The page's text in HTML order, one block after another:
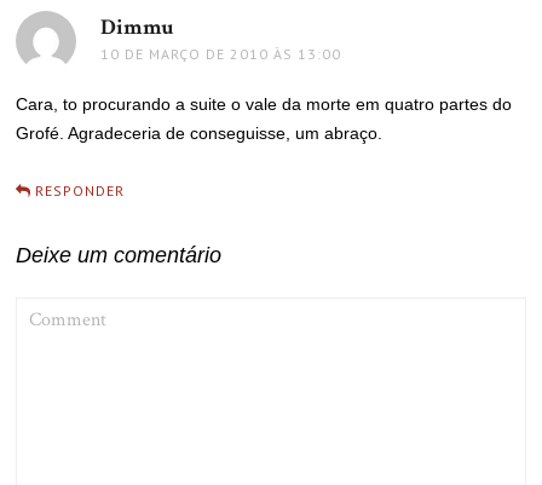
Dimmu
10 DE MARÇO DE 2010 ÀS 13:00
Cara, to procurando a suite o vale da morte em quatro partes do
Grofé. Agradeceria de conseguisse, um abraço.
RESPONDER
Deixe um comentário